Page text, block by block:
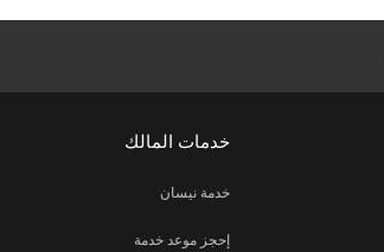
خدمات المالك
خدمة نيسان
إحجز موعد خدمة